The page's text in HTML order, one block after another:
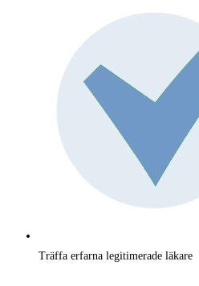
Träffa erfarna legitimerade läkare